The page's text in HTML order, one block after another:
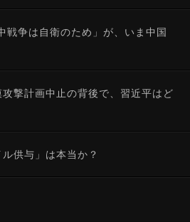
戦争は自衛のため」が、いま中国
攻撃計画中止の背後で、習近平はど
供与」は本当か？